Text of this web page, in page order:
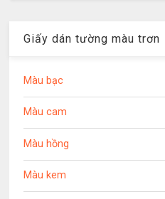
Giấy dán tường màu trơn
Màu bạc
Màu cam
Màu hồng
Màu kem